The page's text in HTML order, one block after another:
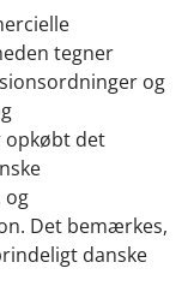
tegner
og
opkøbt det
og
Det bemærkes,
danske